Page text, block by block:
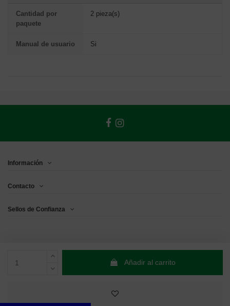
Añadir al carrito
Cantidad por
paquete
2 pieza(s)
Manual de usuario Si
Información
Contacto
Sellos de Confianza